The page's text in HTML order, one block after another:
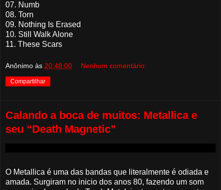
07. Numb
08. Torn
09. Nothing Is Erased
10. Still Walk Alone
11. These Scars
Anônimo às 20:48:00 Nenhum comentário:
Compartilhar
Calando a boca de muitos: Metallica e
seu “Death Magnetic”
O Metallica é uma das bandas que literalmente é odiada e
amada. Surgiram no inicio dos anos 80, fazendo um som